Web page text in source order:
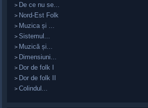
> De ce nu se...
> Nord-Est Folk
> Muzica și ...
>Sistemul...
> Muzică și...
> Dimensiuni...
> Dor de folk I
> Dor de folk II
>Colindul...